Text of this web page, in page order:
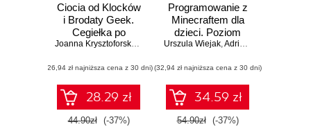
Ciocia od Klocków
i Brodaty Geek.
Cegiełka po
cegiełce. ZbudujJoanna Krysztoforska, Paweł Duda
(26,94 zł najniższa cena z 30 dni)
28.29 zł
44.90zł (-37%)
Programowanie z
Minecraftem dla
dzieci. Poziom
średnio
Wydanie II
Urszula Wiejak,Adrian Wojciechowski
(32,94 zł najniższa cena z 30 dni)
34.59 zł
54.90zł (-37%)